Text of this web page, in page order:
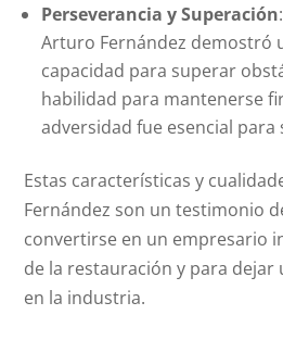
Perseverancia y Superación
Arturo Fernández demostró
capacidad para superar
habilidad para mantenerse
adversidad fue esencial para
Estas características y
Fernández son un testimonio
convertirse en un empresario
de la restauración y para
en la industria.